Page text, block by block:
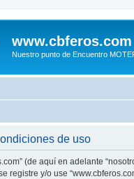
www.cbferos.com
Nuestro punto de Encuentro
de uso
(de aquí en adelante
registre y/o use